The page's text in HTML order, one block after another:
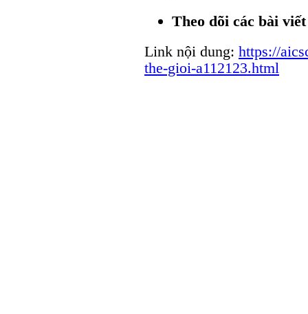
Theo dõi các bài
Link nội dung: https://
the-gioi-a112123.html